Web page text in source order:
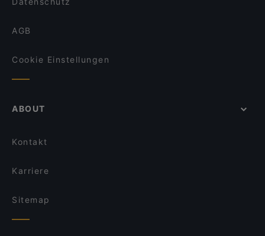
AGB
Cookie Einstellungen
ABOUT
Kontakt
Karriere
Sitemap